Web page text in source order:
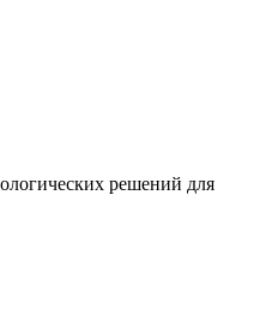
решений для